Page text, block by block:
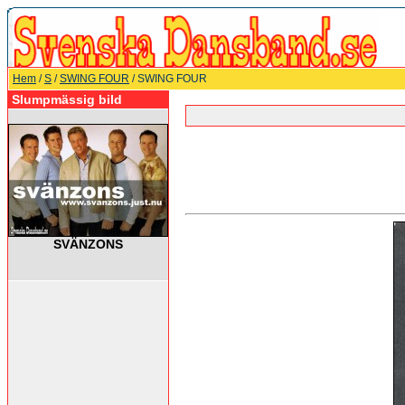
Hem /S /SWING FOUR / SWING FOUR
Slumpmässig bild
SVÄNZONS